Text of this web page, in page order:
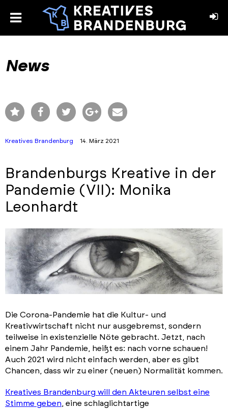
toggle
News
Kreatives Brandenburg 14. März 2021
Brandenburgs Kreative in der
Pandemie (VII): Monika
Leonhardt
Die Corona-Pandemie hat die Kultur- und
Kreativwirtschaft nicht nur ausgebremst, sondern
teilweise in existenzielle Nöte gebracht. Jetzt, nach
einem Jahr Pandemie, heißt es: nach vorne schauen!
Auch 2021 wird nicht einfach werden, aber es gibt
Chancen, dass wir zu einer (neuen) Normalität kommen.
Kreatives Brandenburg will den Akteuren selbst eine
Stimme geben , eine schlaglichtartige